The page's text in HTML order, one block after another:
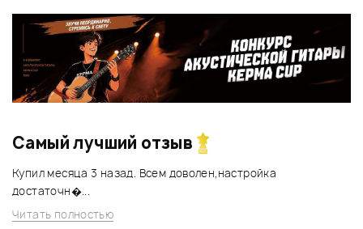
Самый лучший отзыв
Купил месяца 3 назад. Всем доволен,настройка
достаточн�...
Читать полностью